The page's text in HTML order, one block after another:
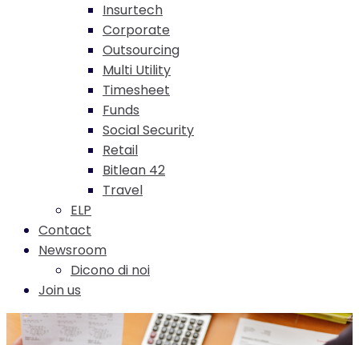
Insurtech
Corporate
Outsourcing
Multi Utility
Timesheet
Funds
Social Security
Retail
Bitlean 42
Travel
ELP
Contact
Newsroom
Dicono di noi
Join us